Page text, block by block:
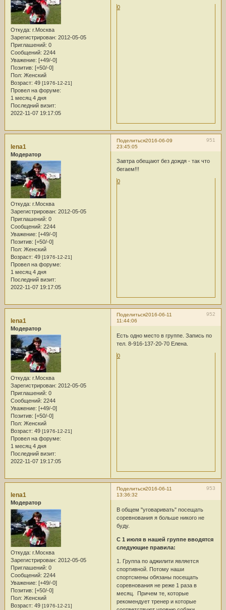
Откуда: г.Москва
Зарегистрирован: 2012-05-05
Приглашений: 0
Сообщений: 2244
Уважение: [+49/-0]
Позитив: [+50/-0]
Пол: Женский
Возраст: 49 [1976-12-21]
Провел на форуме:
1 месяц 4 дня
Последний визит:
2022-11-07 19:17:05
0
Поделиться 951
2016-06-09
23:45:05
lena1
Модератор
Откуда: г.Москва
Зарегистрирован: 2012-05-05
Приглашений: 0
Сообщений: 2244
Уважение: [+49/-0]
Позитив: [+50/-0]
Пол: Женский
Возраст: 49 [1976-12-21]
Провел на форуме:
1 месяц 4 дня
Последний визит:
2022-11-07 19:17:05
Завтра обещают без дождя - так что
бегаем!!!
0
Поделиться 952
2016-06-11
11:44:06
lena1
Модератор
Откуда: г.Москва
Зарегистрирован: 2012-05-05
Приглашений: 0
Сообщений: 2244
Уважение: [+49/-0]
Позитив: [+50/-0]
Пол: Женский
Возраст: 49 [1976-12-21]
Провел на форуме:
1 месяц 4 дня
Последний визит:
2022-11-07 19:17:05
Есть одно место в группе. Запись по
тел. 8-916-137-20-70 Елена.
0
Поделиться 953
2016-06-11
13:36:32
lena1
Модератор
Откуда: г.Москва
Зарегистрирован: 2012-05-05
Приглашений: 0
Сообщений: 2244
Уважение: [+49/-0]
Позитив: [+50/-0]
Пол: Женский
Возраст: 49 [1976-12-21]
В общем "уговаривать" посещать
соревнования я больше никого не
буду.
С 1 июля в нашей группе вводятся
следующие правила:
1. Группа по аджилити является
спортивной. Потому наши
спортсмены обязаны посещать
соревнования не реже 1 раза в
месяц. Причем те, которые
рекомендует тренер и которые